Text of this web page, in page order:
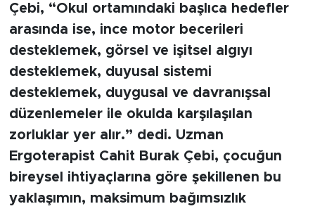
Çebi, “Okul ortamındaki başlıca hedefler
arasında ise, ince motor becerileri
desteklemek, görsel ve işitsel algıyı
desteklemek, duyusal sistemi
desteklemek, duygusal ve davranışsal
düzenlemeler ile okulda karşılaşılan
zorluklar yer alır.” dedi. Uzman
Ergoterapist Cahit Burak Çebi, çocuğun
bireysel ihtiyaçlarına göre şekillenen bu
yaklaşımın, maksimum bağımsızlık